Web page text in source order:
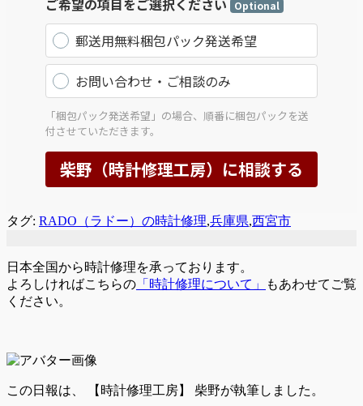
タグ: RADO（ラドー）の時計修理,兵庫県,西宮市
日本全国から時計修理を承っております。
よろしければこちらの 「時計修理について」
もあわせてご覧
ください。
この日報は、 【時計修理工房】 柴野が執筆しました。